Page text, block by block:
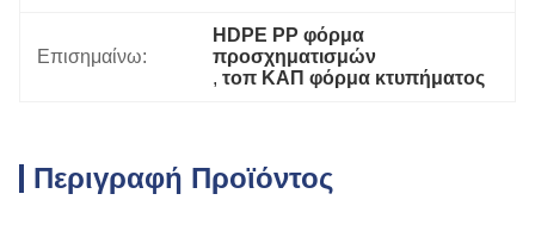
Επισημαίνω:
HDPE PP φόρμα
προσχηματισμών
, τοπ ΚΑΠ φόρμα κτυπήματος
Περιγραφή Προϊόντος